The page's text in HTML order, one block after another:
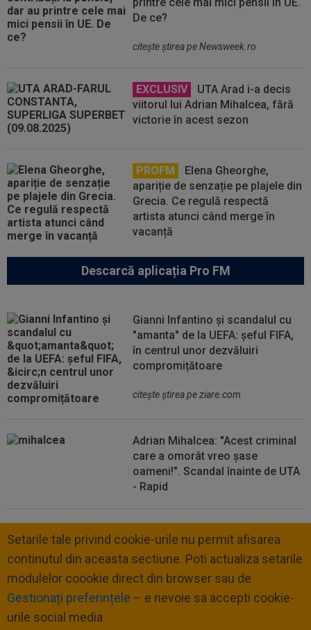
De ce?
citeşte ştirea pe Newsweek.ro
EXCLUSIV
UTA Arad i-a decis
viitorul lui Adrian Mihalcea, fără
victorie în acest sezon
PROFM
Elena Gheorghe,
apariție de senzație pe plajele din
Grecia. Ce regulă respectă
artista atunci când merge în
vacanță
Descarcă aplicația Pro FM
Gianni Infantino și scandalul cu
"amanta" de la UEFA: șeful FIFA,
în centrul unor dezvăluiri
compromițătoare
citeşte ştirea pe ziare.com
Adrian Mihalcea: "Acest criminal
care a omorât vreo șase
oameni!". Scandal înainte de UTA
- Rapid
Setarile tale privind cookie-urile nu permit afisarea
continutul din aceasta sectiune. Poti actualiza setarile
modulelor coookie direct din browser sau de
Gestionați preferințele – e nevoie sa accepti cookie-
urile social media